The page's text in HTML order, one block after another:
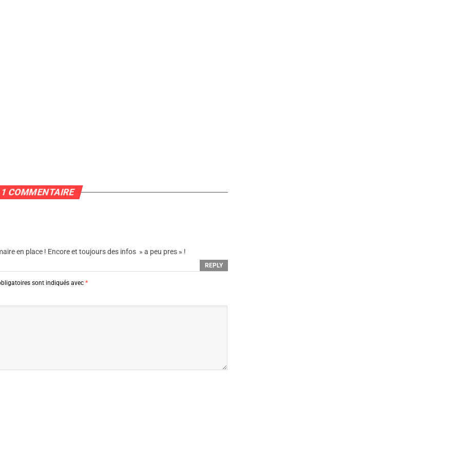
1 COMMENTAIRE
en place ! Encore et toujours des infos » a peu pres » !
REPLY
sont indiqués avec *